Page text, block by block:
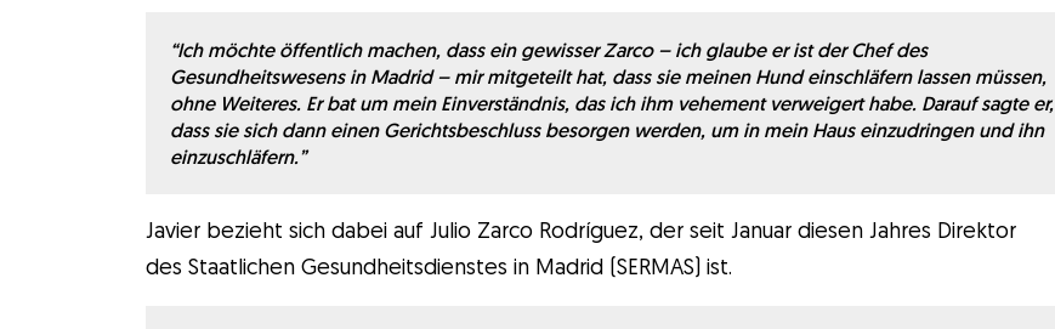
“Ich möchte öffentlich machen, dass ein gewisser Zarco – ich glaube er ist der Chef des
Gesundheitswesens in Madrid – mir mitgeteilt hat, dass sie meinen Hund einschläfern lassen müssen,
ohne Weiteres. Er bat um mein Einverständnis, das ich ihm vehement verweigert habe. Darauf sagte er,
dass sie sich dann einen Gerichtsbeschluss besorgen werden, um in mein Haus einzudringen und ihn
einzuschläfern.”
Javier bezieht sich dabei auf Julio Zarco Rodríguez, der seit Januar diesen Jahres Direktor
des Staatlichen Gesundheitsdienstes in Madrid (SERMAS) ist.